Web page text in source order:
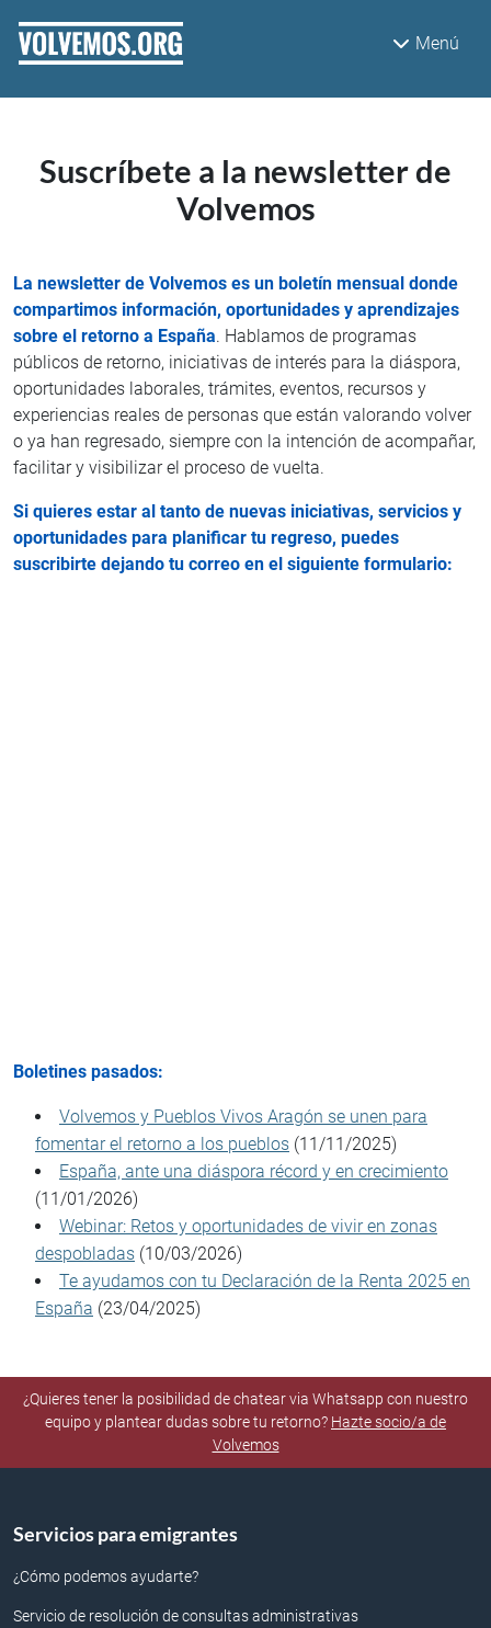
Menú
Suscríbete a la newsletter de
Volvemos
La newsletter de Volvemos es un boletín mensual donde
compartimos información, oportunidades y aprendizajes
sobre el retorno a España. Hablamos de programas
públicos de retorno, iniciativas de interés para la diáspora,
oportunidades laborales, trámites, eventos, recursos y
experiencias reales de personas que están valorando volver
o ya han regresado, siempre con la intención de acompañar,
facilitar y visibilizar el proceso de vuelta.
Si quieres estar al tanto de nuevas iniciativas, servicios y
oportunidades para planificar tu regreso, puedes
suscribirte dejando tu correo en el siguiente formulario:
Boletines pasados:
Volvemos y Pueblos Vivos Aragón se unen para
fomentar el retorno a los pueblos (11/11/2025)
España, ante una diáspora récord y en crecimiento
(11/01/2026)
Webinar: Retos y oportunidades de vivir en zonas
despobladas (10/03/2026)
Te ayudamos con tu Declaración de la Renta 2025 en
España (23/04/2025)
¿Quieres tener la posibilidad de chatear via Whatsapp con nuestro
equipo y plantear dudas sobre tu retorno? Hazte socio/a de
Volvemos
Servicios para emigrantes
¿Cómo podemos ayudarte?
Servicio de resolución de consultas administrativas